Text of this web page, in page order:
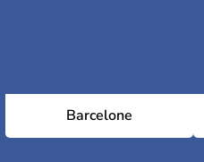
Barcelone